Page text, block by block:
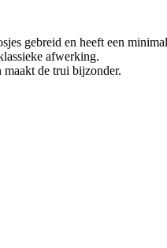
gebreid en heeft een
afwerking.
maakt de trui bijzonder.